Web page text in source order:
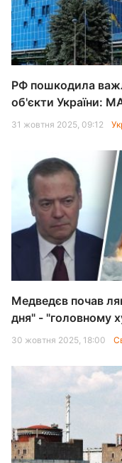
РФ пошкодила
об'єкти України:
31 жовтня 2025, 09:12
Медведєв почав
дня" - "головному
30 жовтня 2025, 18:00